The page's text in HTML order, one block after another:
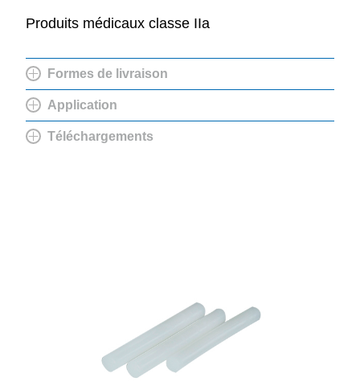
Produits médicaux classe IIa
Formes de livraison
Application
Téléchargements